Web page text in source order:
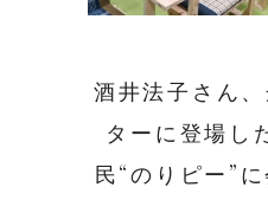
酒井法子さん
ターに登場
民“のりピー”